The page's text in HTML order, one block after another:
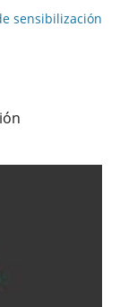
sensibilización